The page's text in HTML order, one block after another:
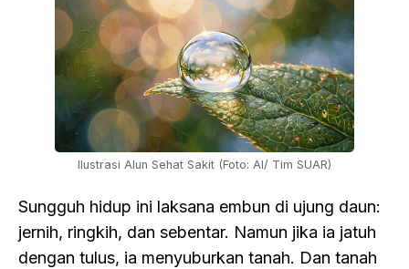
Ilustrasi Alun Sehat Sakit (Foto: AI/ Tim SUAR)
Sungguh hidup ini laksana embun di ujung daun:
jernih, ringkih, dan sebentar. Namun jika ia jatuh
dengan tulus, ia menyuburkan tanah. Dan tanah